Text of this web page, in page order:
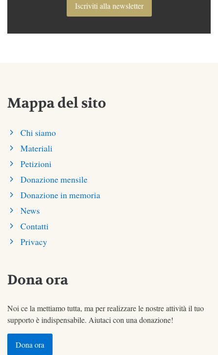
Iscriviti alla newsletter
Mappa del sito
Chi siamo
Materiali
Petizioni
Donazione mensile
Donazione in memoria
News
Contatti
Privacy
Dona ora
Noi ce la mettiamo tutta, ma per realizzare le nostre attività il tuo
supporto è indispensabile. Aiutaci con una donazione!
Dona ora